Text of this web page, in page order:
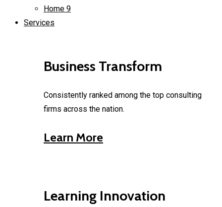
Home 9
Services
Business Transform
Consistently ranked among the top consulting
firms across the nation.
Learn More
Learning Innovation